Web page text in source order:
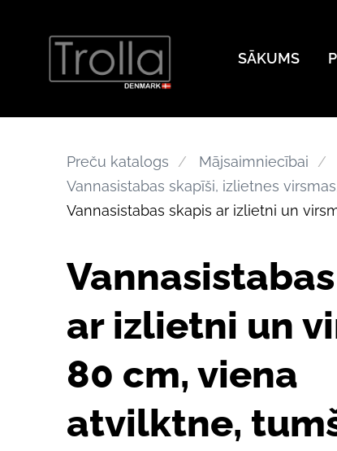
SĀKUMS
Preču katalogs
Mājsaimniecībai
Vannasistabas skapīši, izlietnes
Vannasistabas skapis ar izlietni un
ar izlietni un
80 cm, viena
atvilktne,